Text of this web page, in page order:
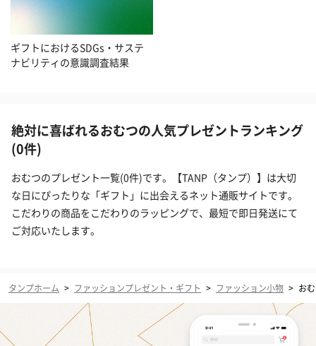
ギフトにおけるSDGs・サステ
ナビリティの意識調査結果
絶対に喜ばれるおむつの人気プレゼントランキング
(0件)
おむつのプレゼント一覧(0件)です。【TANP（タンプ）】は大切
な日にぴったりな「ギフト」に出会えるネット通販サイトです。
こだわりの商品をこだわりのラッピングで、最短で即日発送にて
ご対応いたします。
タンプホーム > ファッションプレゼント・ギフト > ファッション小物 > お